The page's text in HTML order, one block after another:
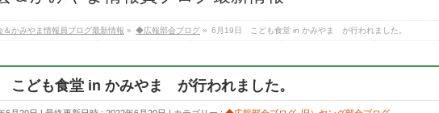
＆かみやま情報員ブログ最新情報 » ◆広報部会ブログ » 6月19日 こども食堂 in かみやま が行われました。
ども食堂 in かみやま が行われました。